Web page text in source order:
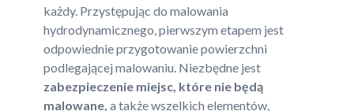
każdy. Przystępując do malowania
hydrodynamicznego, pierwszym etapem jest
odpowiednie przygotowanie powierzchni
podlegającej malowaniu. Niezbędne jest
zabezpieczenie miejsc, które nie będą
malowane, a także wszelkich elementów,